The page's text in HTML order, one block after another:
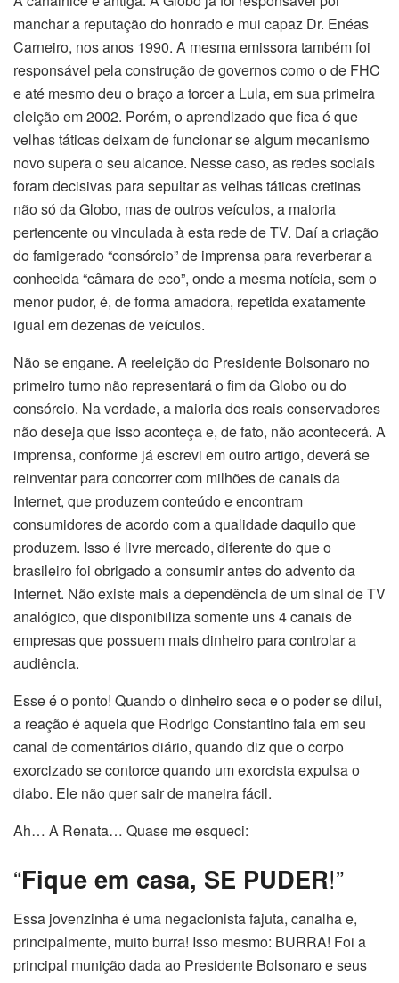
manchar a reputação do honrado e mui capaz Dr. Enéas
Carneiro, nos anos 1990. A mesma emissora também foi
responsável pela construção de governos como o de FHC
e até mesmo deu o braço a torcer a Lula, em sua primeira
eleição em 2002. Porém, o aprendizado que fica é que
velhas táticas deixam de funcionar se algum mecanismo
novo supera o seu alcance. Nesse caso, as redes sociais
foram decisivas para sepultar as velhas táticas cretinas
não só da Globo, mas de outros veículos, a maioria
pertencente ou vinculada à esta rede de TV. Daí a criação
do famigerado “consórcio” de imprensa para reverberar a
conhecida “câmara de eco”, onde a mesma notícia, sem o
menor pudor, é, de forma amadora, repetida exatamente
igual em dezenas de veículos.
Não se engane. A reeleição do Presidente Bolsonaro no
primeiro turno não representará o fim da Globo ou do
consórcio. Na verdade, a maioria dos reais conservadores
não deseja que isso aconteça e, de fato, não acontecerá. A
imprensa, conforme já escrevi em outro artigo, deverá se
reinventar para concorrer com milhões de canais da
Internet, que produzem conteúdo e encontram
consumidores de acordo com a qualidade daquilo que
produzem. Isso é livre mercado, diferente do que o
brasileiro foi obrigado a consumir antes do advento da
Internet. Não existe mais a dependência de um sinal de TV
analógico, que disponibiliza somente uns 4 canais de
empresas que possuem mais dinheiro para controlar a
audiência.
Esse é o ponto! Quando o dinheiro seca e o poder se dilui,
a reação é aquela que Rodrigo Constantino fala em seu
canal de comentários diário, quando diz que o corpo
exorcizado se contorce quando um exorcista expulsa o
diabo. Ele não quer sair de maneira fácil.
Ah… A Renata… Quase me esqueci:
“Fique em casa, SE PUDER!”
Essa jovenzinha é uma negacionista fajuta, canalha e,
principalmente, muito burra! Isso mesmo: BURRA! Foi a
principal munição dada ao Presidente Bolsonaro e seus